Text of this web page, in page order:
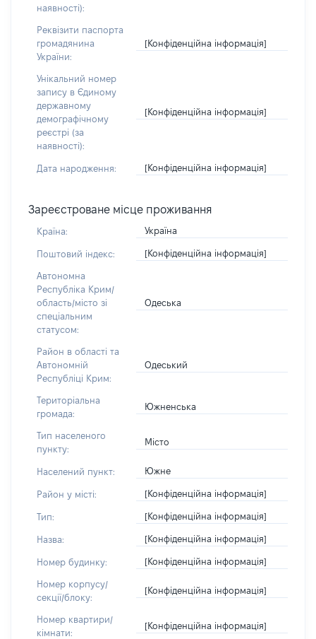
наявності):
Реквізити паспорта
громадянина
України:
[Конфіденційна інформація]
Унікальний номер
запису в Єдиному
державному
демографічному
реєстрі (за
наявності):
[Конфіденційна інформація]
Дата народження: [Конфіденційна інформація]
Зареєстроване місце проживання
Країна: Україна
Поштовий індекс: [Конфіденційна інформація]
Автономна
Республіка Крим/
область/місто зі
спеціальним
статусом:
Одеська
Район в області та
Автономній
Республіці Крим:
Одеський
Територіальна
громада:
Южненська
Тип населеного
пункту:
Місто
Населений пункт: Южне
Район у місті: [Конфіденційна інформація]
Тип: [Конфіденційна інформація]
Назва: [Конфіденційна інформація]
Номер будинку: [Конфіденційна інформація]
Номер корпусу/
секції/блоку:
[Конфіденційна інформація]
Номер квартири/
кімнати:
[Конфіденційна інформація]